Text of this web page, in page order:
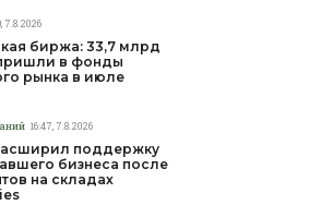
7.8.2026
биржа: 33,7 млрд
в фонды
рынка в июле
16:47, 7.8.2026
поддержку
бизнеса после
на складах